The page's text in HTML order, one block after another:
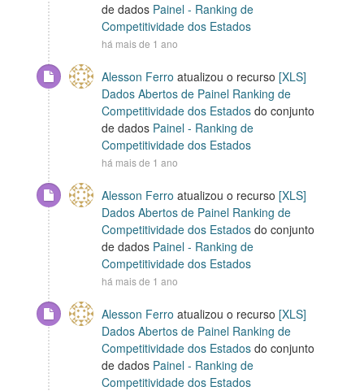
de dados Painel - Ranking de
Competitividade dos Estados
há mais de 1 ano
Alesson Ferro atualizou o recurso [XLS]
Dados Abertos de Painel Ranking de
Competitividade dos Estados do conjunto
de dados Painel - Ranking de
Competitividade dos Estados
há mais de 1 ano
Alesson Ferro atualizou o recurso [XLS]
Dados Abertos de Painel Ranking de
Competitividade dos Estados do conjunto
de dados Painel - Ranking de
Competitividade dos Estados
há mais de 1 ano
Alesson Ferro atualizou o recurso [XLS]
Dados Abertos de Painel Ranking de
Competitividade dos Estados do conjunto
de dados Painel - Ranking de
Competitividade dos Estados